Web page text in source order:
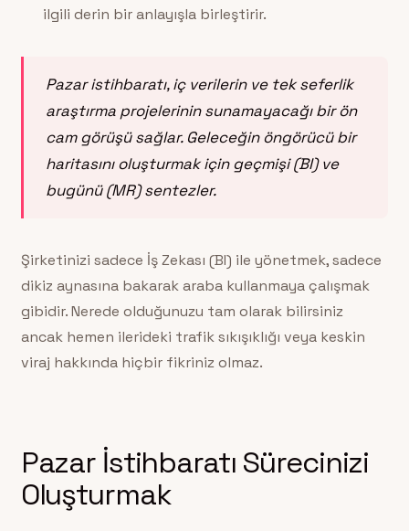
ilgili derin bir anlayışla birleştirir.
Pazar istihbaratı, iç verilerin ve tek seferlik
araştırma projelerinin sunamayacağı bir ön
cam görüşü sağlar. Geleceğin öngörücü bir
haritasını oluşturmak için geçmişi (BI) ve
bugünü (MR) sentezler.
Şirketinizi sadece İş Zekası (BI) ile yönetmek, sadece
dikiz aynasına bakarak araba kullanmaya çalışmak
gibidir. Nerede olduğunuzu tam olarak bilirsiniz
ancak hemen ilerideki trafik sıkışıklığı veya keskin
viraj hakkında hiçbir fikriniz olmaz.
Pazar İstihbaratı Sürecinizi
Oluşturmak